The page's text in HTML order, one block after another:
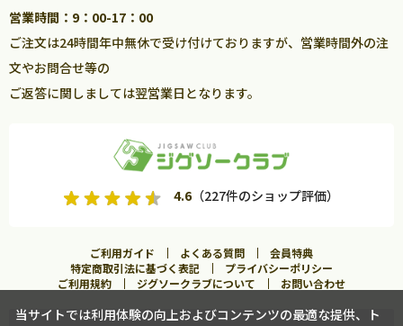
営業時間：9：00-17：00
ご注文は24時間年中無休で受け付けておりますが、営業時間外の注
文やお問合せ等の
ご返答に関しましては翌営業日となります。
4.6（227件のショップ評価）
ご利用ガイド よくある質問
会員特典
特定商取引法に基づく表記
プライバシーポリシー
ご利用規約
ジグソークラブについて お問い合わせ
当サイトでは利用体験の向上およびコンテンツの最適な提供、ト